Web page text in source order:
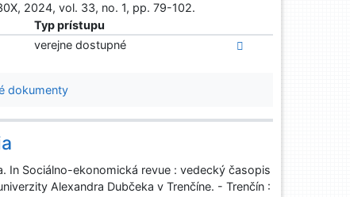
2024, vol. 33, no. 1, pp. 79-102.
Typ prístupu
verejne dostupné
dokumenty
In Sociálno-ekonomická revue : vedecký časopis
Alexandra Dubčeka v Trenčíne. - Trenčín :